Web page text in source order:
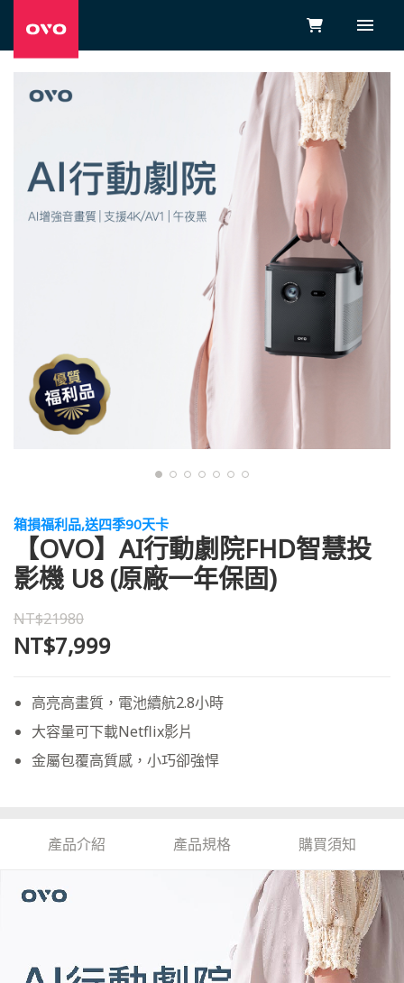
箱損福利品,送四季90天卡
【OVO】AI行動劇院FHD智慧投
影機 U8 (原廠一年保固)
NT$21980
NT$7,999
高亮高畫質，電池續航2.8小時
大容量可下載Netflix影片
金屬包覆高質感，小巧卻強悍
產品介紹 產品規格 購買須知